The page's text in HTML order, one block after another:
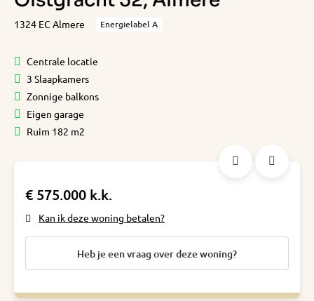
1324 EC Almere Energielabel A
Centrale locatie
3 Slaapkamers
Zonnige balkons
Eigen garage
Ruim 182 m2
€ 575.000 k.k.
Kan ik deze woning betalen?
Heb je een vraag over deze woning?